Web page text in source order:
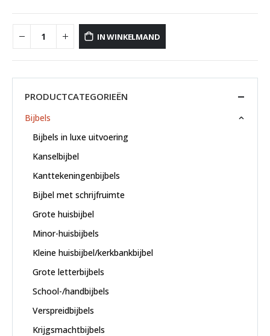
IN WINKELMAND
PRODUCTCATEGORIEËN
Bijbels
Bijbels in luxe uitvoering
Kanselbijbel
Kanttekeningenbijbels
Bijbel met schrijfruimte
Grote huisbijbel
Minor-huisbijbels
Kleine huisbijbel/kerkbankbijbel
Grote letterbijbels
School-/handbijbels
Verspreidbijbels
Krijgsmachtbijbels